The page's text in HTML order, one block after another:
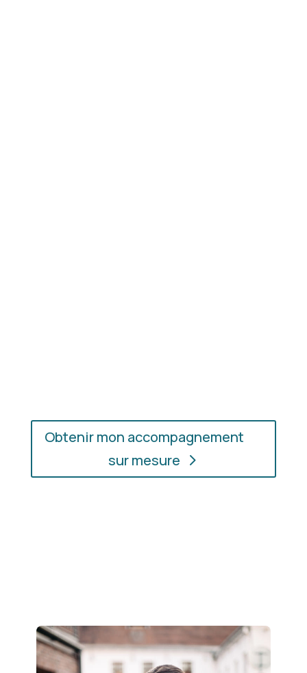
Obtenir mon accompagnement
sur mesure